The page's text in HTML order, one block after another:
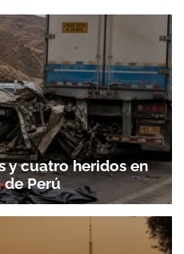
y cuatro heridos en
Perú